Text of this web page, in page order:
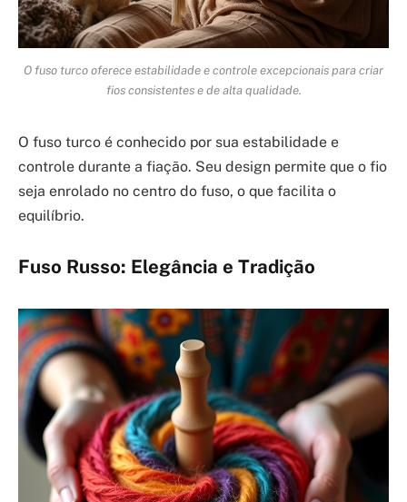
O fuso turco oferece estabilidade e controle excepcionais para criar
fios consistentes e de alta qualidade.
O fuso turco é conhecido por sua estabilidade e
controle durante a fiação. Seu design permite que o fio
seja enrolado no centro do fuso, o que facilita o
equilíbrio.
Fuso Russo: Elegância e Tradição